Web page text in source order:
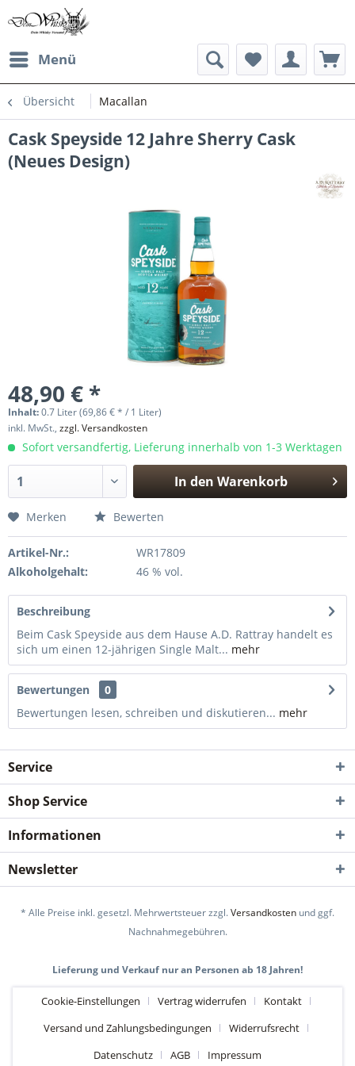
Menü
Übersicht Macallan
Cask Speyside 12 Jahre Sherry Cask
(Neues Design)
48,90 € *
Inhalt:0.7 Liter (69,86 € * / 1 Liter)
inkl. MwSt., zzgl. Versandkosten
Sofort versandfertig, Lieferung innerhalb von 1-3 Werktagen
In den Warenkorb
Merken Bewerten
Artikel-Nr.:
WR17809
Alkoholgehalt:
46 % vol.
Beschreibung
Beim Cask Speyside aus dem Hause A.D. Rattray handelt es
sich um einen 12-jährigen Single Malt... mehr
Bewertungen
0
Bewertungen lesen, schreiben und diskutieren... mehr
Service
Shop Service
Informationen
Newsletter
* Alle Preise inkl. gesetzl. Mehrwertsteuer zzgl.Versandkosten und ggf.
Nachnahmegebühren.
Lieferung und Verkauf nur an Personen ab 18 Jahren!
Cookie-Einstellungen Vertrag widerrufen
Kontakt
Versand und Zahlungsbedingungen
Widerrufsrecht
Datenschutz
AGB Impressum